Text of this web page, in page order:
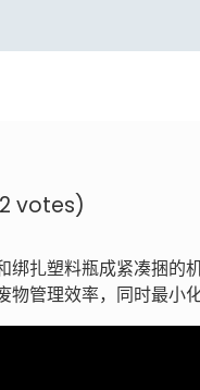
votes)
绑扎塑料瓶成紧凑捆
管理效率，同时最小